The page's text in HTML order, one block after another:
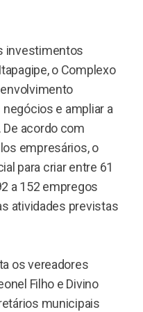
investimentos
o Complexo
e ampliar a
De acordo com
empresários, o
para criar entre 61
a 152 empregos
atividades previstas
os vereadores
Filho e Divino
municipais